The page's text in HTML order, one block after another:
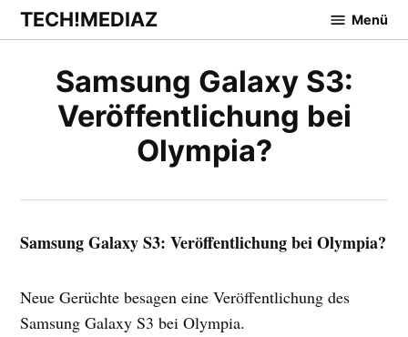
Zum
Inhalt
TECH!MEDIAZ Menü
Samsung Galaxy S3:
Veröffentlichung bei
Olympia?
Samsung Galaxy S3: Veröffentlichung bei Olympia?
Neue Gerüchte besagen eine Veröffentlichung des
Samsung Galaxy S3 bei Olympia.